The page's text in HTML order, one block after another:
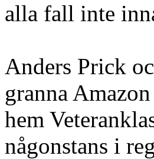
alla fall inte
Anders Prick
granna
hem
någonstans i